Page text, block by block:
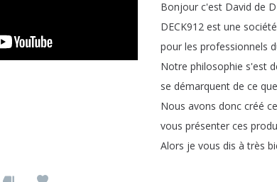
Bonjour c'est David de
DECK912 est une société
pour les professionnels
Notre philosophie s'est
se démarquent de ce que
Nous avons donc créé
vous présenter ces
Alors je vous dis à très